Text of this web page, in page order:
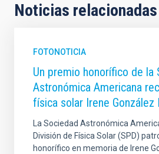
Noticias relacionadas
FOTONOTICIA
Un premio honorífico de la
Astronómica Americana
física solar Irene González
La Sociedad Astronómica
División de Física Solar (SPD)
honorífico en memoria de Irene